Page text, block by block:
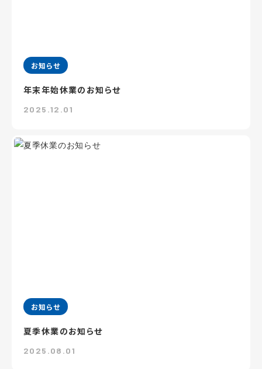
お知らせ
年末年始休業のお知らせ
2025.12.01
お知らせ
夏季休業のお知らせ
2025.08.01